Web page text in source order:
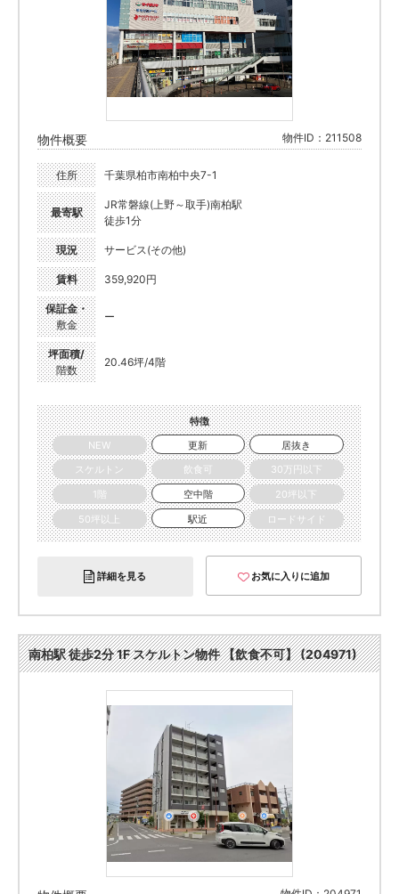
物件概要 物件ID：211508
住所 千葉県柏市南柏中央7-1
最寄駅
JR常磐線(上野～取手)南柏駅
徒歩1分
現況 サービス(その他)
賃料 359,920円
保証金・
敷金
ー
坪面積/
階数
20.46坪/4階
特徴
NEW
更新
居抜き
スケルトン
飲食可
30万円以下
1階
空中階
20坪以下
50坪以上
駅近 ロードサイド
詳細を見る お気に入りに追加
南柏駅 徒歩2分 1F スケルトン物件 【飲食不可】 (204971)